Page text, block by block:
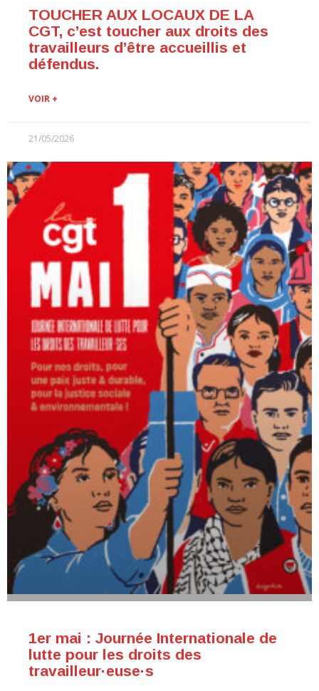
TOUCHER AUX LOCAUX DE LA
CGT, c’est toucher aux droits des
travailleurs d’être accueillis et
défendus.
VOIR +
21/05/2026
1er mai : Journée Internationale de
lutte pour les droits des
travailleur·euse·s